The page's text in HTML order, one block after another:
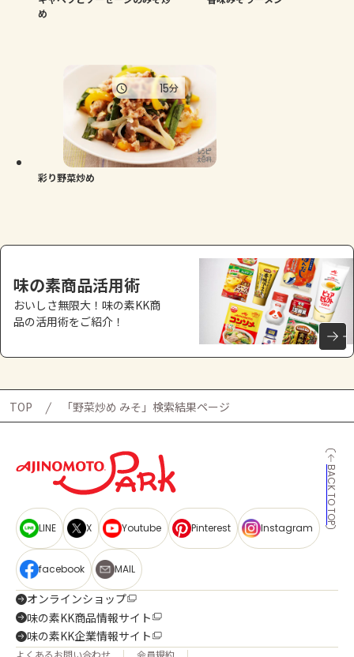
め
彩り野菜炒め
15分
味の素商品活用術
おいしさ無限大！味の素KK商
品の活用術をご紹介！
TOP 「野菜炒め みそ」検索結果ページ
BACK TO TOP
LINE X Youtube Pinterest Instagram
facebook MAIL
オンラインショップ
味の素KK商品情報サイト
味の素KK企業情報サイト
よくあるお問い合わせ 会員規約